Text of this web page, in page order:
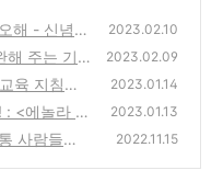
해 - 신념은
2023.02.10
해 주는 기
2023.02.09
육 지침서 :
2023.01.14
<에놀라 홈
2023.01.13
사람들의
2022.11.15